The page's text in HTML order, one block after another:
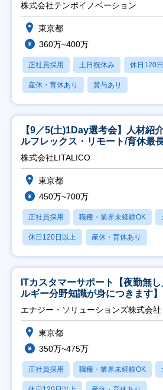
株式会社テンポイノベーション
東京都
360万~400万
正社員採用 土日祝休み 休日120
産休・育休あり 賞与あり
【9／5(土)1Day選考会】人材紹
ルフレックス・リモート/育休最
株式会社LITALICO
東京都
450万~700万
正社員採用 職種・業界未経験OK
休日120日以上 産休・育休あり
ITカスタマーサポート【夜勤無
ルギー分野知識が身につきます】
エナジー・ソリューションズ株式会社
東京都
350万~475万
正社員採用 職種・業界未経験OK